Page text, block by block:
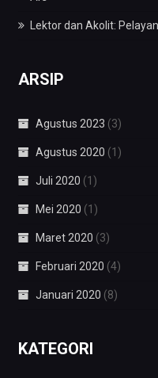
Lektor dan Akolit:
ARSIP
Agustus 2023 (3)
Agustus 2020 (1)
Juli 2020 (1)
Mei 2020 (1)
Maret 2020 (3)
Februari 2020 (4)
Januari 2020 (8)
KATEGORI